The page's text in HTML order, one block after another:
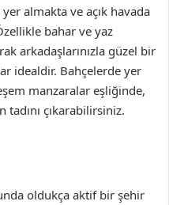
almakta ve açık havada
bahar ve yaz
arkadaşlarınızla güzel bir
idealdir. Bahçelerde yer
manzaralar eşliğinde,
tadını çıkarabilirsiniz.
oldukça aktif bir şehir